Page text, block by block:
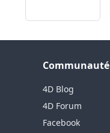
Communauté
4D Blog
4D Forum
Facebook